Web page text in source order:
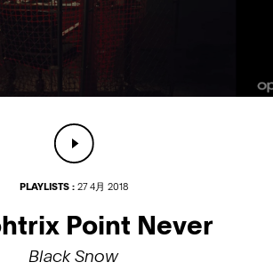
PLAYLISTS :27 4月 2018
Point Never
Black Snow